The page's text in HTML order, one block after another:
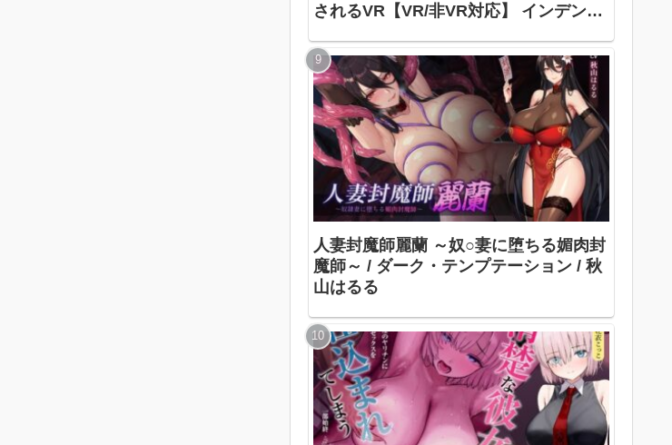
されるVR【VR/非VR対応】 インデンピ
人妻封魔師麗蘭 ～奴○妻に堕ちる媚肉封
魔師～ / ダーク・テンプテーション / 秋
山はるる